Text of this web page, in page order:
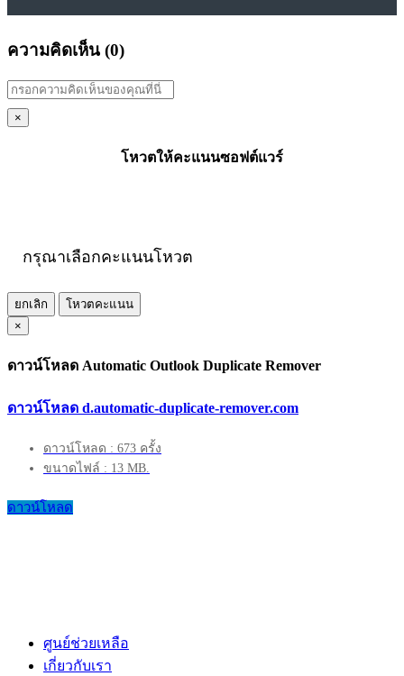
ความคิดเห็น (0)
×
โหวตให้คะแนนซอฟต์แวร์
กรุณาเลือกคะแนนโหวต
ยกเลิก
โหวตคะแนน
×
ดาวน์โหลด Automatic Outlook Duplicate Remover
ดาวน์โหลด d.automatic-duplicate-remover.com
ดาวน์โหลด : 673 ครั้ง
ขนาดไฟล์ : 13 MB.
ดาวน์โหลด
ศูนย์ช่วยเหลือ
เกี่ยวกับเรา